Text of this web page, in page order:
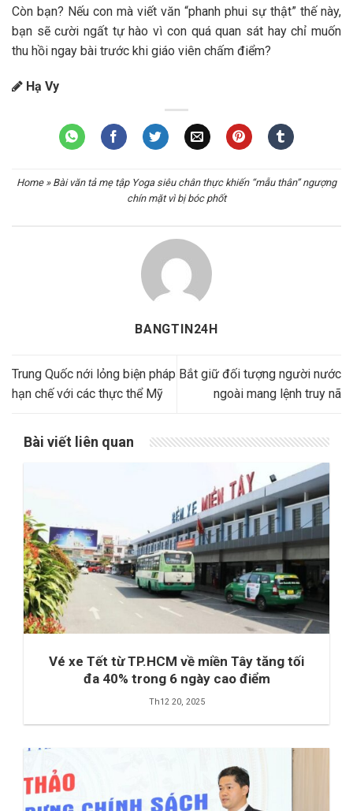
Còn bạn? Nếu con mà viết văn “phanh phui sự thật” thế này,
bạn sẽ cười ngất tự hào vì con quá quan sát hay chỉ muốn
thu hồi ngay bài trước khi giáo viên chấm điểm?
Hạ Vy
Home» Bài văn tả mẹ tập Yoga siêu chân thực khiến “mẫu thân” ngượng
chín mặt vì bị bóc phốt
BANGTIN24H
Trung Quốc nới lỏng biện pháp
hạn chế với các thực thể Mỹ
Bắt giữ đối tượng người nước
ngoài mang lệnh truy nã
Bài viết liên quan
Vé xe Tết từ TP.HCM về miền Tây tăng tối
đa 40% trong 6 ngày cao điểm
Th12 20, 2025